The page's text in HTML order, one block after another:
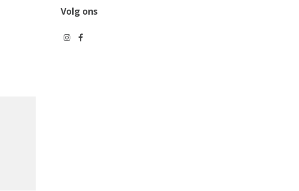
Volg ons